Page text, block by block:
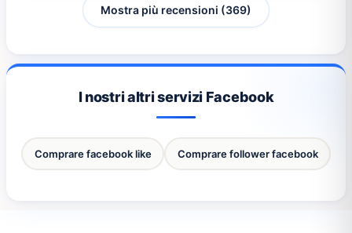
Mostra più recensioni (369)
I nostri altri servizi Facebook
Comprare facebook like Comprare follower facebook